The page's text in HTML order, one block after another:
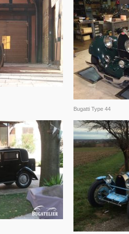
Bugatti Type 44